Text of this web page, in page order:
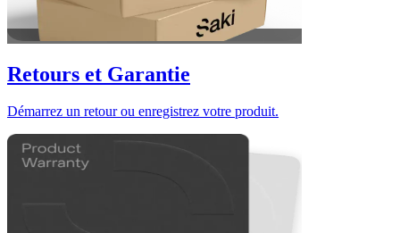
Retours et Garantie
Démarrez un retour ou enregistrez votre produit.